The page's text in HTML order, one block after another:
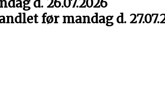
d. 26.07.2026
før mandag d.